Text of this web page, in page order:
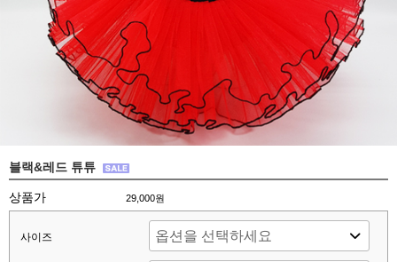
블랙&레드 튜튜
상품가 29,000원
사이즈